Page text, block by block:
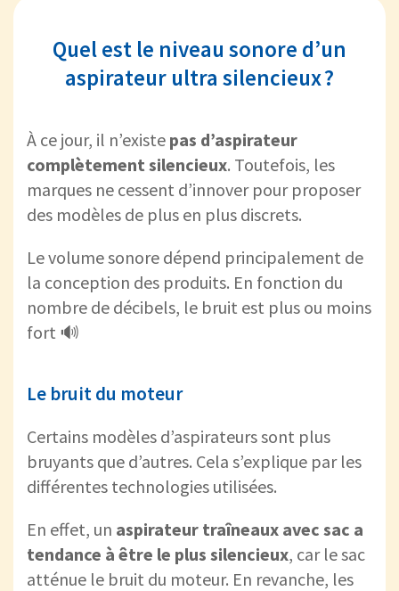
Quel est le niveau sonore d’un
aspirateur ultra silencieux ?
À ce jour, il n’existe pas d’aspirateur
complètement silencieux. Toutefois, les
marques ne cessent d’innover pour proposer
des modèles de plus en plus discrets.
Le volume sonore dépend principalement de
la conception des produits. En fonction du
nombre de décibels, le bruit est plus ou moins
fort 🔊
Le bruit du moteur
Certains modèles d’aspirateurs sont plus
bruyants que d’autres. Cela s’explique par les
différentes technologies utilisées.
En effet, un aspirateur traîneaux avec sac a
tendance à être le plus silencieux, car le sac
atténue le bruit du moteur. En revanche, les